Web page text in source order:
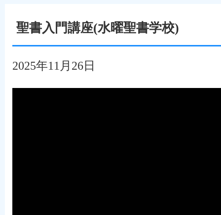
聖書入門講座(水曜聖書学校)
2025年11月26日